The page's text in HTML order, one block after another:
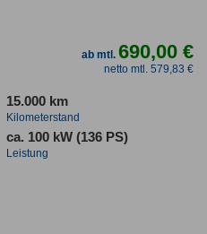
ab mtl.690,00 €
netto mtl. 579,83 €
15.000 km
Kilometerstand
ca. 100 kW (136 PS)
Leistung